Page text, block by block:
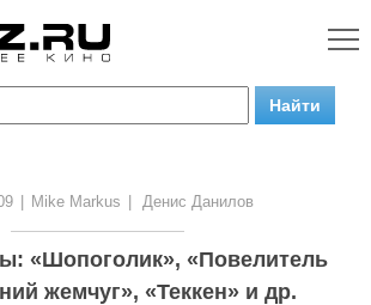
Mike Markus Денис Данилов
«Шопоголик», «Повелитель
жемчуг», «Теккен» и др.